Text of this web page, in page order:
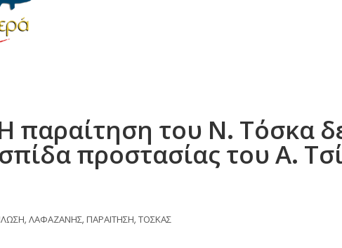
παραίτηση του Ν. Τόσκα
προστασίας του Α.
, ΛΑΦΑΖΑΝΗΣ, ΠΑΡΑΙΤΗΣΗ, ΤΟΣΚΑΣ